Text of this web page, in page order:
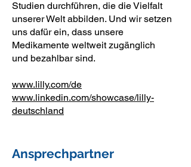
Studien durchführen, die die Vielfalt
unserer Welt abbilden. Und wir setzen
uns dafür ein, dass unsere
Medikamente weltweit zugänglich
und bezahlbar sind.
www.lilly.com/de
www.linkedin.com/showcase/lilly-
deutschland
Ansprechpartner